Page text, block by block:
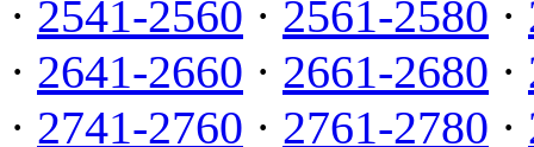
· 2541-2560 · 2561-2580 ·
· 2641-2660 · 2661-2680 ·
· 2741-2760 · 2761-2780 ·